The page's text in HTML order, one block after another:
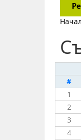
#
1
2
3
4